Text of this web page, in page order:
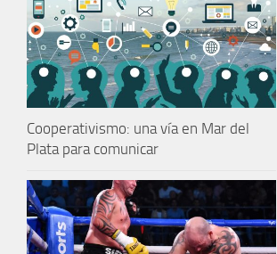
Cooperativismo: una vía en Mar del
Plata para comunicar